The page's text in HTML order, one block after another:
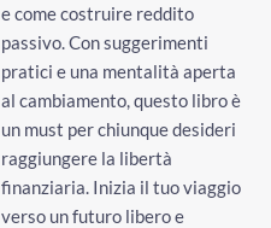
e come costruire reddito
passivo. Con suggerimenti
pratici e una mentalità aperta
al cambiamento, questo libro è
un must per chiunque desideri
raggiungere la libertà
finanziaria. Inizia il tuo viaggio
verso un futuro libero e